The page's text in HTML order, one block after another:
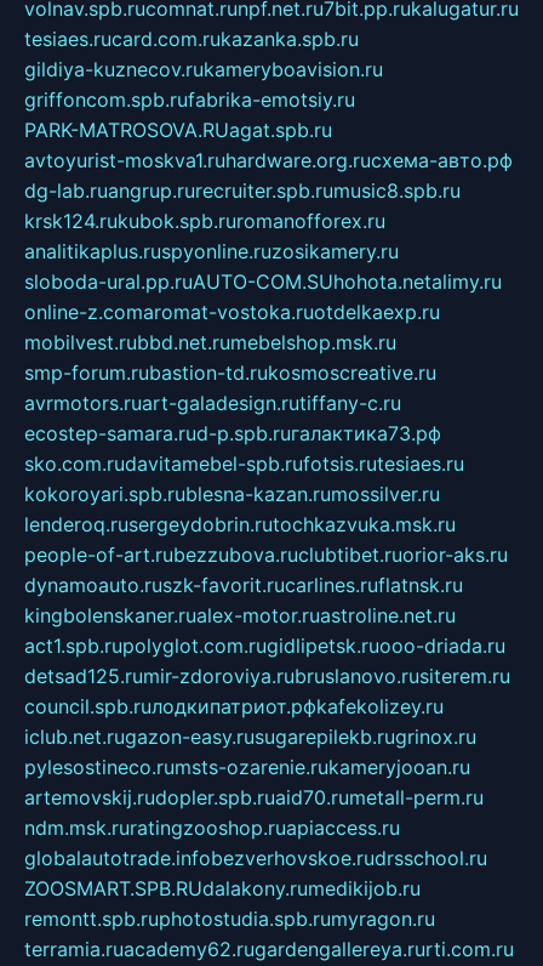
volnav.spb.rucomnat.runpf.net.ru7bit.pp.rukalugatur.ru
tesiaes.rucard.com.rukazanka.spb.ru
gildiya-kuznecov.rukameryboavision.ru
griffoncom.spb.rufabrika-emotsiy.ru
PARK-MATROSOVA.RUagat.spb.ru
avtoyurist-moskva1.ruhardware.org.ruсхема-авто.рф
dg-lab.ruangrup.rurecruiter.spb.rumusic8.spb.ru
krsk124.rukubok.spb.ruromanofforex.ru
analitikaplus.ruspyonline.ruzosikamery.ru
sloboda-ural.pp.ruAUTO-COM.SUhohota.netalimy.ru
online-z.comaromat-vostoka.ruotdelkaexp.ru
mobilvest.rubbd.net.rumebelshop.msk.ru
smp-forum.rubastion-td.rukosmoscreative.ru
avrmotors.ruart-galadesign.rutiffany-c.ru
ecostep-samara.rud-p.spb.ruгалактика73.рф
sko.com.rudavitamebel-spb.rufotsis.rutesiaes.ru
kokoroyari.spb.rublesna-kazan.rumossilver.ru
lenderoq.rusergeydobrin.rutochkazvuka.msk.ru
people-of-art.rubezzubova.ruclubtibet.ruorior-aks.ru
dynamoauto.ruszk-favorit.rucarlines.ruflatnsk.ru
kingbolenskaner.rualex-motor.ruastroline.net.ru
act1.spb.rupolyglot.com.rugidlipetsk.ruooo-driada.ru
detsad125.rumir-zdoroviya.rubruslanovo.rusiterem.ru
council.spb.ruлодкипатриот.рфkafekolizey.ru
iclub.net.rugazon-easy.rusugarepilekb.rugrinox.ru
pylesostineco.rumsts-ozarenie.rukameryjooan.ru
artemovskij.rudopler.spb.ruaid70.rumetall-perm.ru
ndm.msk.ruratingzooshop.ruapiaccess.ru
globalautotrade.infobezverhovskoe.rudrsschool.ru
ZOOSMART.SPB.RUdalakony.rumedikijob.ru
remontt.spb.ruphotostudia.spb.rumyragon.ru
terramia.ruacademy62.rugardengallereya.rurti.com.ru